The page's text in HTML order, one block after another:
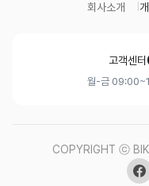
회사소개
고객센터
월-금
COPYRIGHT ⓒ